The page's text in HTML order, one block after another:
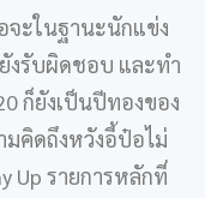
ะในฐานะนักแข่ง
งรับผิดชอบ และทำ
ก็ยังเป็นปีทองของ
คิดถึงหวังอี้ป๋อไม่
Up รายการหลักที่